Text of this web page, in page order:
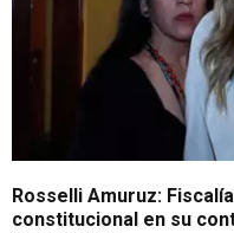
Rosselli Amuruz:
constitucional en su